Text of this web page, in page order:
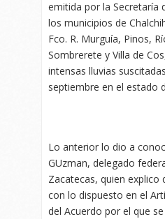
emitida por la Secretaría
los municipios de
Fco. R. Murguía, Pinos,
Sombrerete y Villa de
intensas lluvias
septiembre en el estado
Lo anterior lo dio a
GUzman, delegado
Zacatecas, quien explico
con lo dispuesto en el
del Acuerdo por el que